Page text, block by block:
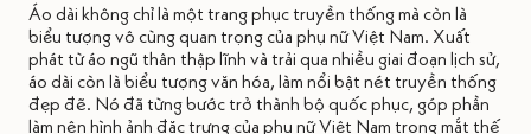
Áo dài không chỉ là một trang phục truyền thống mà còn là
biểu tượng vô cùng quan trọng của phụ nữ Việt Nam. Xuất
phát từ áo ngũ thân thập lĩnh và trải qua nhiều giai đoạn lịch sử,
áo dài còn là biểu tượng văn hóa, làm nổi bật nét truyền thống
đẹp đẽ. Nó đã từng bước trở thành bộ quốc phục, góp phần
làm nên hình ảnh đặc trưng của phụ nữ Việt Nam trong mắt thế